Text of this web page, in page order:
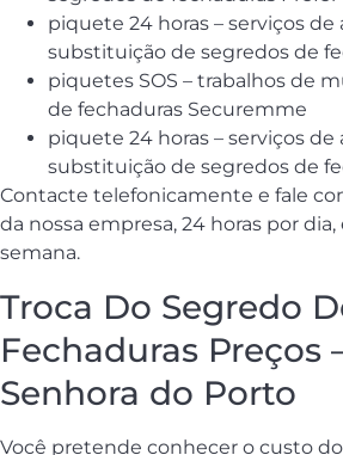
piquete 24 horas – serviços de
substituição de segredos de
piquetes SOS – trabalhos de
de fechaduras Securemme
piquete 24 horas – serviços de
substituição de segredos de
Contacte telefonicamente e fale
da nossa empresa, 24 horas por
semana.
Troca Do Segredo
Fechaduras Preços
Senhora do Porto
Você pretende conhecer o custo